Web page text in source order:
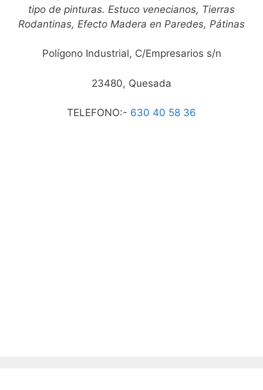
tipo de pinturas. Estuco venecianos, Tierras
Rodantinas, Efecto Madera en Paredes, Pátinas
Polígono Industrial, C/Empresarios s/n
23480, Quesada
TELEFONO:- 630 40 58 36